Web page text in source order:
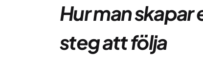
Hur man skapar
steg att följa